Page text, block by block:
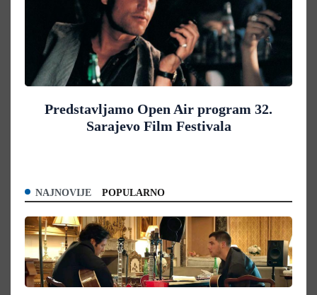
Predstavljamo Open Air program 32.
Sarajevo Film Festivala
NAJNOVIJE POPULARNO